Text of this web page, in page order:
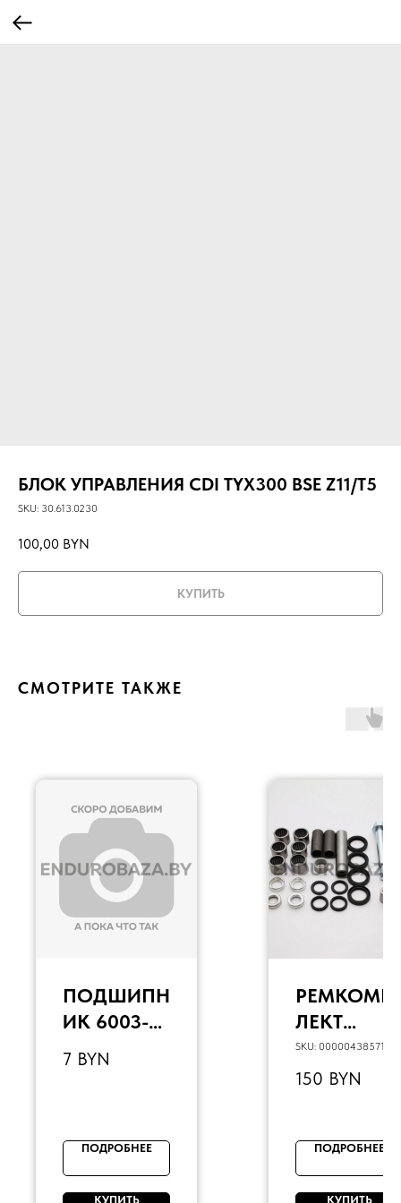
БЛОК УПРАВЛЕНИЯ CDI TYX300 BSE Z11/T5
SKU: 30.613.0230
100,00 BYN
КУПИТЬ
СМОТРИТЕ ТАКЖЕ
ПОДШИПН
ИК 6003-
2RS
17X35X10
7 BYN
ПОДРОБНЕЕ
КУПИТЬ
РЕМКОМП
ЛЕКТ
ПРОГРЕСС
ИИ
SKU: 00000438571
150 BYN
ПОДРОБНЕЕ
КУПИТЬ